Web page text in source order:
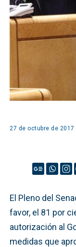
27 de octubre de 2017
El Pleno del
favor, el 81 por
autorización al
medidas que